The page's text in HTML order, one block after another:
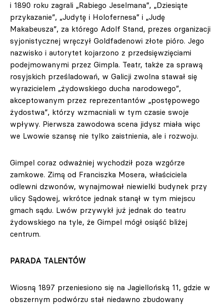
i 1890 roku zagrali „Rabiego Jeselmana”, „Dziesiąte
przykazanie”, „Judytę i Holofernesa” i „Judę
Makabeusza”, za którego Adolf Stand, prezes organizacji
syjonistycznej wręczył Goldfadenowi złote pióro. Jego
nazwisko i autorytet kojarzono z przedsięwzięciami
podejmowanymi przez Gimpla. Teatr, także za sprawą
rosyjskich prześladowań, w Galicji zwolna stawał się
wyrazicielem „żydowskiego ducha narodowego”,
akceptowanym przez reprezentantów „postępowego
żydostwa”, którzy wzmacniali w tym czasie swoje
wpływy. Pierwsza zawodowa scena jidysz miała więc
we Lwowie szansę nie tylko zaistnienia, ale i rozwoju.
Gimpel coraz odważniej wychodził poza wzgórze
zamkowe. Zimą od Franciszka Mosera, właściciela
odlewni dzwonów, wynajmował niewielki budynek przy
ulicy Sądowej, wkrótce jednak stanął w tym miejscu
gmach sądu. Lwów przywykł już jednak do teatru
żydowskiego na tyle, że Gimpel mógł osiąść bliżej
centrum.
PARADA TALENTÓW
Wiosną 1897 przeniesiono się na Jagiellońską 11, gdzie w
obszernym podwórzu stał niedawno zbudowany